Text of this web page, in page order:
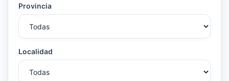
Provincia
Localidad